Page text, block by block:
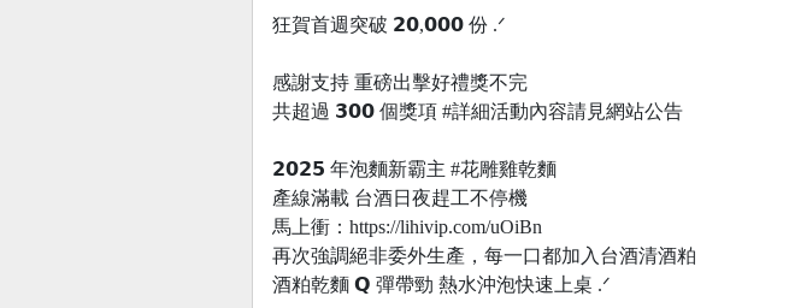
狂賀首週突破 𝟮𝟬,𝟬𝟬𝟬 份 .ᐟ
感謝支持 重磅出擊好禮獎不完
共超過 𝟯𝟬𝟬 個獎項 #詳細活動內容請見網站公告
𝟮𝟬𝟮𝟱 年泡麵新霸主 #花雕雞乾麵
產線滿載 台酒日夜趕工不停機
馬上衝：https://lihivip.com/uOiBn
再次強調絕非委外生產，每一口都加入台酒清酒粕
酒粕乾麵 𝗤 彈帶勁 熱水沖泡快速上桌 .ᐟ